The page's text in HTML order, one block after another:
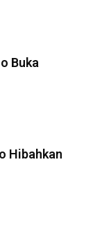
Buka
Hibahkan